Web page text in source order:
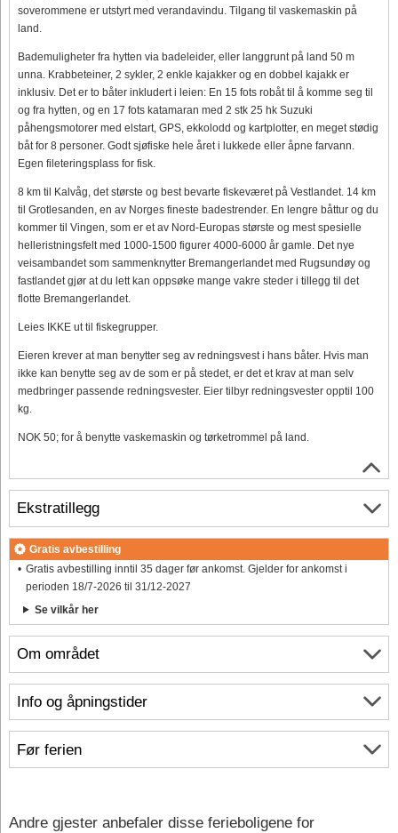
soverommene er utstyrt med verandavindu. Tilgang til vaskemaskin på
land.
Bademuligheter fra hytten via badeleider, eller langgrunt på land 50 m
unna. Krabbeteiner, 2 sykler, 2 enkle kajakker og en dobbel kajakk er
inklusiv. Det er to båter inkludert i leien: En 15 fots robåt til å komme seg til
og fra hytten, og en 17 fots katamaran med 2 stk 25 hk Suzuki
påhengsmotorer med elstart, GPS, ekkolodd og kartplotter, en meget stødig
båt for 8 personer. Godt sjøfiske hele året i lukkede eller åpne farvann.
Egen fileteringsplass for fisk.
8 km til Kalvåg, det største og best bevarte fiskeværet på Vestlandet. 14 km
til Grotlesanden, en av Norges fineste badestrender. En lengre båttur og du
kommer til Vingen, som er et av Nord-Europas største og mest spesielle
helleristningsfelt med 1000-1500 figurer 4000-6000 år gamle. Det nye
veisambandet som sammenknytter Bremangerlandet med Rugsundøy og
fastlandet gjør at du lett kan oppsøke mange vakre steder i tillegg til det
flotte Bremangerlandet.
Leies IKKE ut til fiskegrupper.
Eieren krever at man benytter seg av redningsvest i hans båter. Hvis man
ikke kan benytte seg av de som er på stedet, er det et krav at man selv
medbringer passende redningsvester. Eier tilbyr redningsvester opptil 100
kg.
NOK 50; for å benytte vaskemaskin og tørketrommel på land.
Om området
Info og åpningstider
Før ferien
Ekstratillegg
Gratis avbestilling
Gratis avbestilling inntil 35 dager før ankomst. Gjelder for ankomst i
perioden 18/7-2026 til 31/12-2027
Se vilkår her
Andre gjester anbefaler disse ferieboligene for